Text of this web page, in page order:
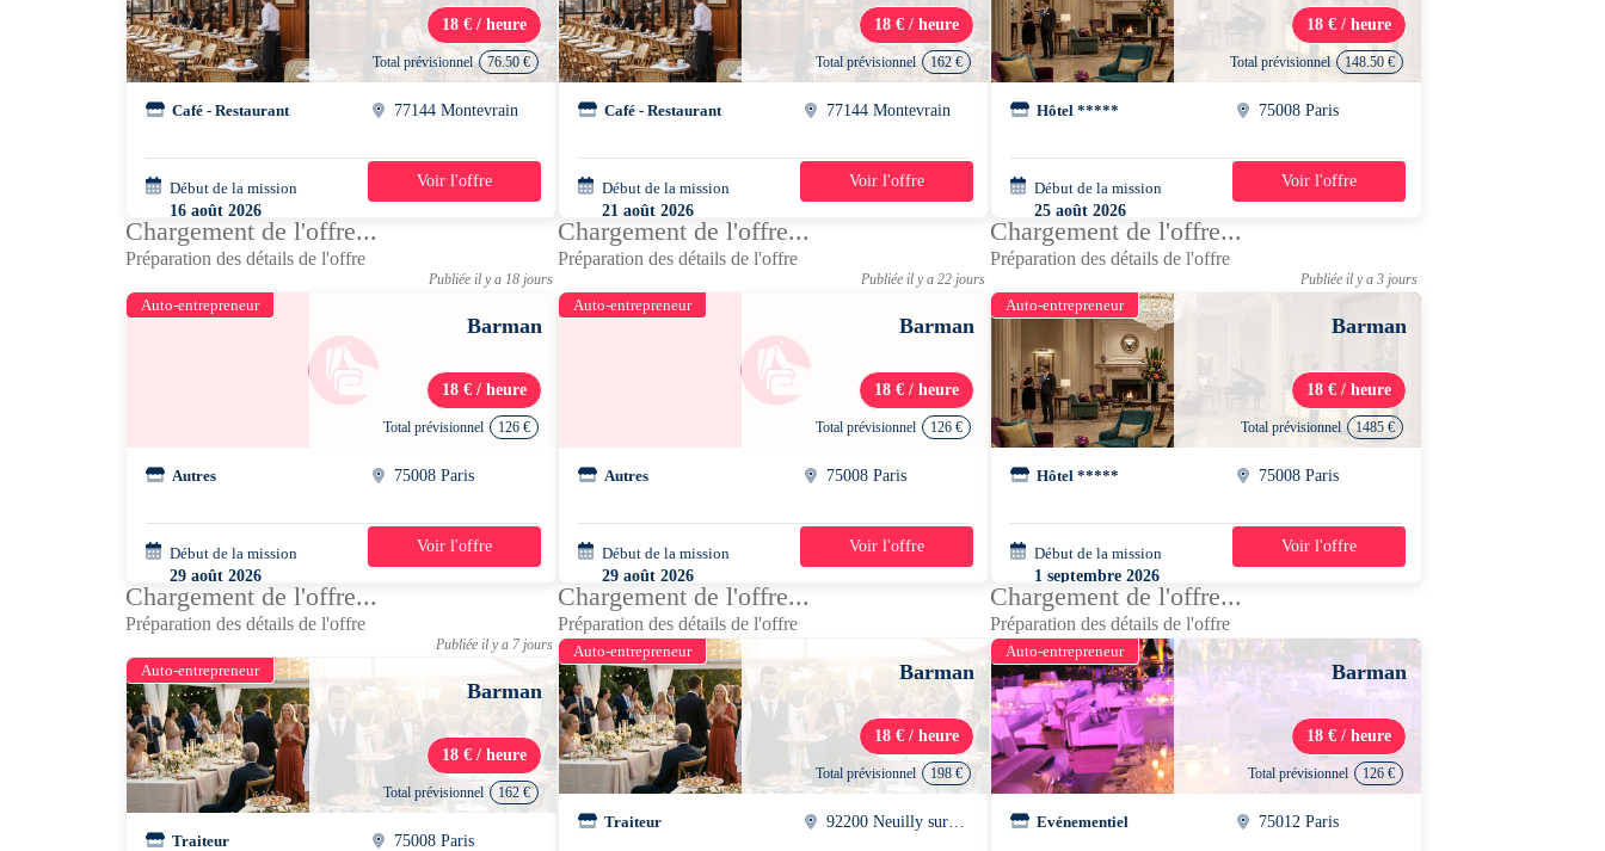
18 € / heure
Total prévisionnel 76.50 €
Café - Restaurant 77144 Montevrain
Début de la mission
16 août 2026
18h45 - 23h00
1 jour
Voir l'offre
18 € / heure
Total prévisionnel 162 €
Café - Restaurant 77144 Montevrain
Début de la mission
21 août 2026
18h30 - 23h00
2 jours
Voir l'offre
18 € / heure
Total prévisionnel 148.50 €
Hôtel ***** 75008 Paris
Début de la mission
25 août 2026
15h30 - 00h15
1 jour
Voir l'offre
Chargement de l'offre...
Préparation des détails de l'offre
Publiée il y a 18 jours
Auto-entrepreneur
Barman
18 € / heure
Total prévisionnel 126 €
Autres 75008 Paris
Début de la mission
29 août 2026
17h00 - 00h00
1 jour
Voir l'offre
Chargement de l'offre...
Préparation des détails de l'offre
Publiée il y a 22 jours
Auto-entrepreneur
Barman
18 € / heure
Total prévisionnel 126 €
Autres 75008 Paris
Début de la mission
29 août 2026
17h00 - 00h00
1 jour
Voir l'offre
Chargement de l'offre...
Préparation des détails de l'offre
Publiée il y a 3 jours
Auto-entrepreneur
Barman
18 € / heure
Total prévisionnel 1485 €
Hôtel ***** 75008 Paris
Début de la mission
1 septembre 2026
15h30 - 00h15
1 mois
Voir l'offre
Chargement de l'offre...
Préparation des détails de l'offre
Publiée il y a 7 jours
Auto-entrepreneur
Barman
18 € / heure
Total prévisionnel 162 €
Traiteur 75008 Paris
Chargement de l'offre...
Préparation des détails de l'offre
Auto-entrepreneur
Barman
18 € / heure
Total prévisionnel 198 €
Traiteur
Chargement de l'offre...
Préparation des détails de l'offre
Auto-entrepreneur
Barman
18 € / heure
Total prévisionnel 126 €
Evénementiel 75012 Paris